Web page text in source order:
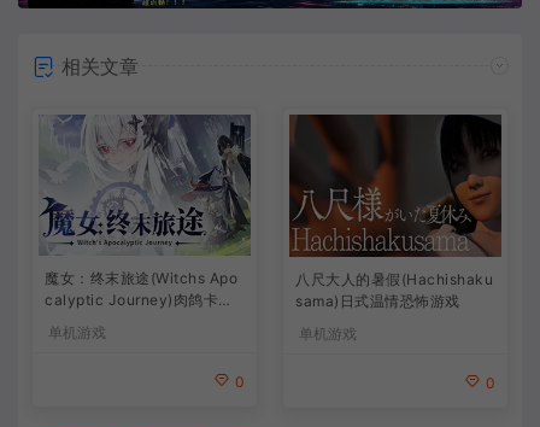
相关文章
魔女：终末旅途(Witchs Apo
calyptic Journey)肉鸽卡牌
策略游戏
单机游戏
0
八尺大人的暑假(Hachishaku
sama)日式温情恐怖游戏
单机游戏
0